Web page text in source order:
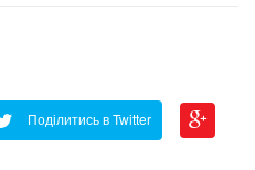
Поділитись в Twitter